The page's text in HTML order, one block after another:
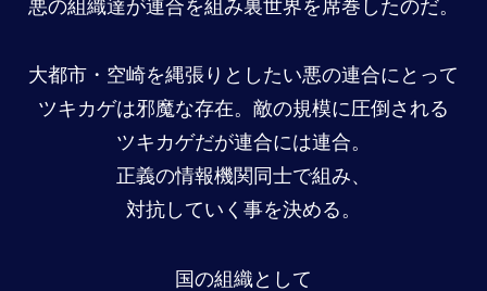
悪の組織達が連合を組み裏世界を席巻したのだ。
大都市・空崎を縄張りとしたい悪の連合にとって
ツキカゲは邪魔な存在。敵の規模に圧倒される
ツキカゲだが連合には連合。
正義の情報機関同士で組み、
対抗していく事を決める。
国の組織として